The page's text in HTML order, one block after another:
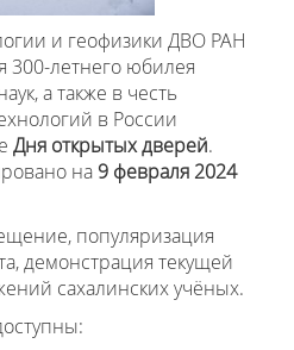
и геофизики ДВО РАН
300-летнего юбилея
а также в честь
в России
Дня открытых дверей.
на 9 февраля 2024
популяризация
демонстрация текущей
сахалинских учёных.